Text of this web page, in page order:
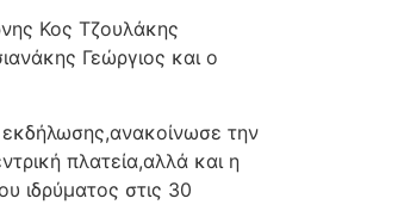
Κος Τζουλάκης
Γεώργιος και ο
την
πλατεία,αλλά και η
ιδρύματος στις 30